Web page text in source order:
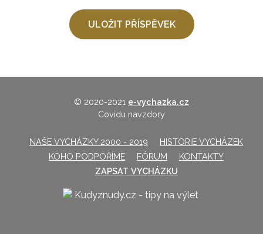
© 2020-2021 e-vychazka.cz
Covidu navzdory
NAŠE VYCHÁZKY 2000 - 2019
HISTORIE VYCHÁZEK
KOHO PODPOŘÍME
FÓRUM
KONTAKTY
ZAPSAT VYCHÁZKU